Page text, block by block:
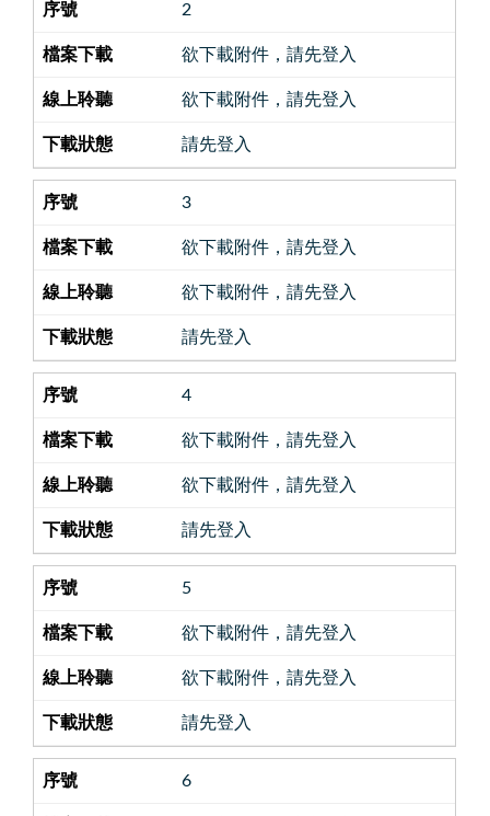
2
欲下載附件，請先登入
欲下載附件，請先登入
請先登入
3
欲下載附件，請先登入
欲下載附件，請先登入
請先登入
4
欲下載附件，請先登入
欲下載附件，請先登入
請先登入
5
欲下載附件，請先登入
欲下載附件，請先登入
請先登入
6